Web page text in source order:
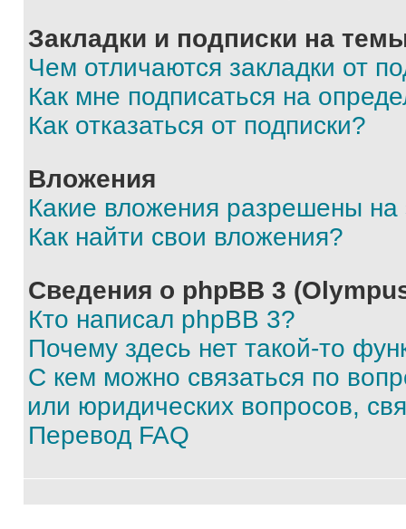
Закладки и подписки на
Чем отличаются закладки от
Как мне подписаться на
Как отказаться от подписки?
Вложения
Какие вложения разрешены
Как найти свои вложения?
Сведения о phpBB 3
Кто написал phpBB 3?
Почему здесь нет такой-то
С кем можно связаться по
или юридических вопросов,
Перевод FAQ